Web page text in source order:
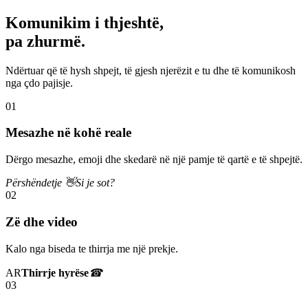
Komunikim i thjeshtë,
pa zhurmë.
Ndërtuar që të hysh shpejt, të gjesh njerëzit e tu dhe të komunikosh
nga çdo pajisje.
01
Mesazhe në kohë reale
Dërgo mesazhe, emoji dhe skedarë në një pamje të qartë e të shpejtë.
Përshëndetje 👋Si je sot?
02
Zë dhe video
Kalo nga biseda te thirrja me një prekje.
ARThirrje hyrëse☎
03